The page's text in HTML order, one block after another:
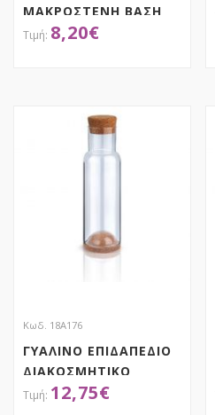
ΜΑΚΡΟΣΤΕΝΗ ΒΑΣΗ
ΓΙΑ ΔΙΑΚΟΣΜΗΣΗ
8,20€
Κωδ. 18Α176
ΓΥΑΛΙΝΟ ΕΠΙΔΑΠΕΔΙΟ
ΔΙΑΚΟΣΜΗΤΙΚΟ
12,75€